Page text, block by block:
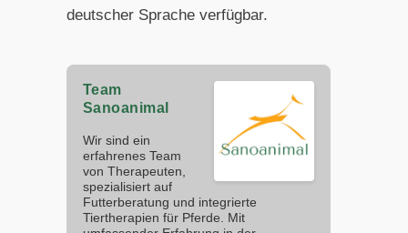
deutscher Sprache verfügbar.
Team
Sanoanimal
Wir sind ein
erfahrenes Team
von Therapeuten,
spezialisiert auf
Futterberatung und integrierte
Tiertherapien für Pferde. Mit